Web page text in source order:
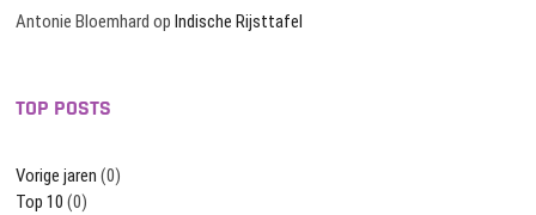
Antonie Bloemhard opIndische Rijsttafel
TOP POSTS
Vorige jaren (0)
Top 10 (0)